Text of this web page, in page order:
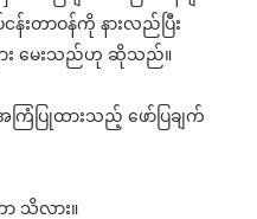
ငန်းတာဝန်ကို နားလည်ပြီး
ား မေးသည်ဟု ဆိုသည်။
ပြုထားသည့် ဖော်ပြချက်
သိလား။